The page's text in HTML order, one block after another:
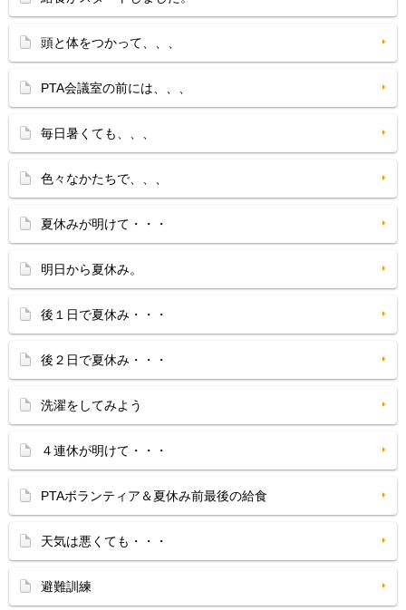
頭と体をつかって、、、
PTA会議室の前には、、、
毎日暑くても、、、
色々なかたちで、、、
夏休みが明けて・・・
明日から夏休み。
後１日で夏休み・・・
後２日で夏休み・・・
洗濯をしてみよう
４連休が明けて・・・
PTAボランティア＆夏休み前最後の給食
天気は悪くても・・・
避難訓練